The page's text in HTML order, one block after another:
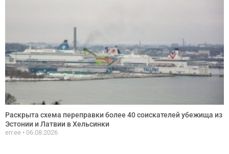
Раскрыта схема переправки более 40 соискателей убежища из
Эстонии и Латвии в Хельсинки
err.ee 06.08.2026